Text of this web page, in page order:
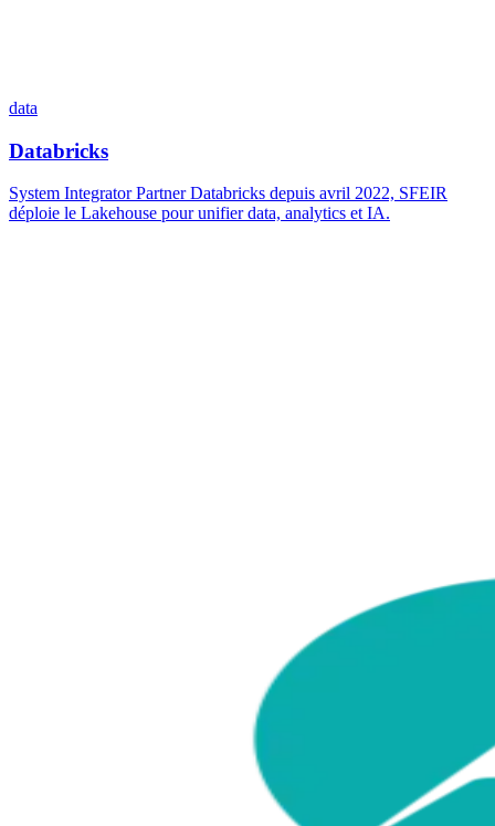
data
Databricks
System Integrator Partner Databricks depuis avril 2022, SFEIR
déploie le Lakehouse pour unifier data, analytics et IA.